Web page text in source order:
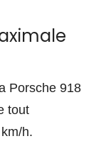
Porsche 918
tout
h.